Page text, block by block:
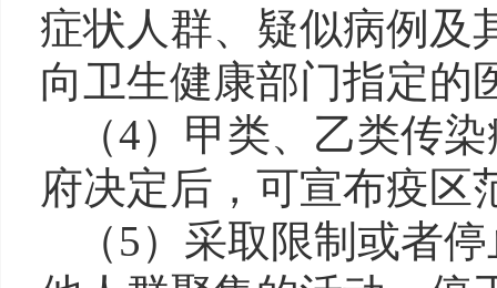
症状人群、疑似病例及
向卫生健康部门指定的
（4）甲类、乙类传
府决定后，可宣布疫区
（5）采取限制或者